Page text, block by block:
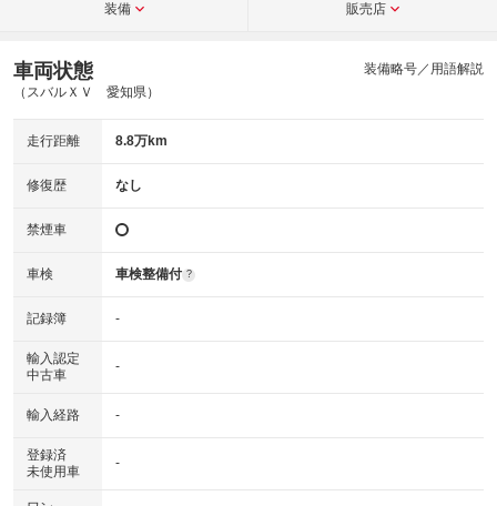
装備 販売店
車両状態
（スバルＸＶ 愛知県）
装備略号／用語解説
走行距離 8.8万km
修復歴 なし
禁煙車
車検 車検整備付 ?
記録簿 -
輸入認定
中古車
-
輸入経路 -
登録済
未使用車
-